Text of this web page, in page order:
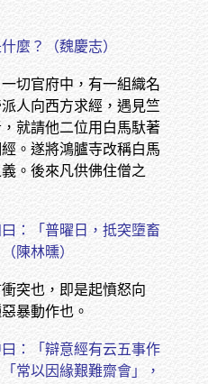
麼？（魏慶志）
切官府中，有一組織名
派人向西方求經，遇見竺
就請他二位用白馬馱著
。遂將鴻臚寺改稱白馬
。後來凡供佛住僧之
：「普曜日，抵突墮畜
陳林曛）
突也，即是起憤怒向
暴動作也。
：「辯意經有云五事作
常以因緣艱難齋會」，